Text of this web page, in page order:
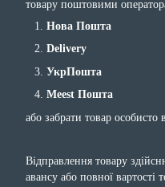
товару поштовими
Нова Пошта
Delivery
УкрПошта
Meest Пошта
або забрати товар
Відправлення товару
авансу або повної вартості